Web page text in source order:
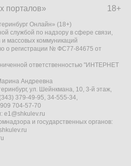
18+
порталов»
Онлайн» (18+)
службой по надзору в сфере связи,
массовых коммуникаций
о регистрации № ФС77-84675 от
ответственностью "ИНТЕРНЕТ
Андреевна
ул. Шейнкмана, 10, 3-й этаж,
379-49-95, 34-555-34,
704-57-70
e1@shkulev.ru
и государственных органов: